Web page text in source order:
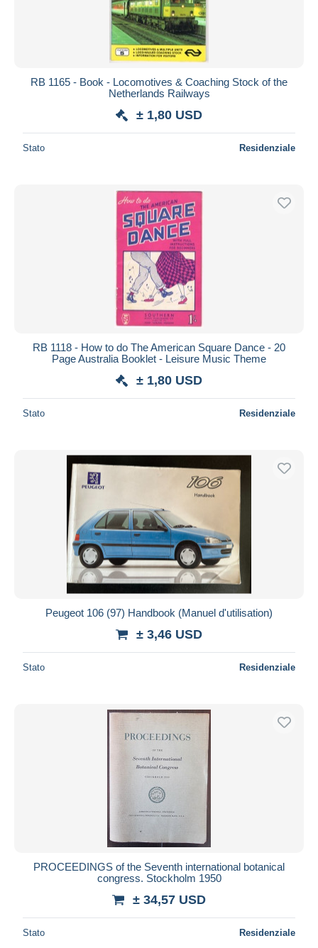
RB 1165 - Book - Locomotives & Coaching Stock of the
Netherlands Railways
± 1,80 USD
Stato Residenziale
RB 1118 - How to do The American Square Dance - 20
Page Australia Booklet - Leisure Music Theme
± 1,80 USD
Stato Residenziale
Peugeot 106 (97) Handbook (Manuel d'utilisation)
± 3,46 USD
Stato Residenziale
PROCEEDINGS of the Seventh international botanical
congress. Stockholm 1950
± 34,57 USD
Stato Residenziale